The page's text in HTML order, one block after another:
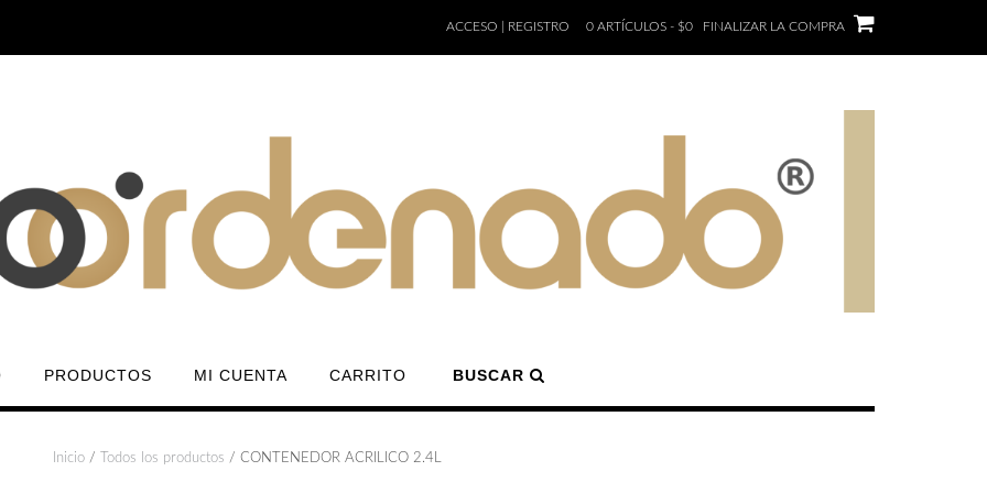
ACCESO | REGISTRO 0 ARTÍCULOS - $0 FINALIZAR LA COMPRA
PRODUCTOS MI CUENTA CARRITO BUSCAR
Inicio/ Todos los productos / CONTENEDOR ACRILICO 2.4L